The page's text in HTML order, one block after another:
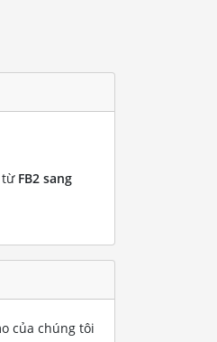
từ FB2 sang
của chúng tôi